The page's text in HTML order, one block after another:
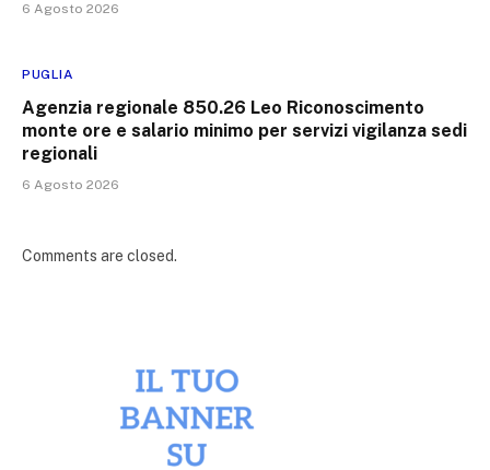
6 Agosto 2026
PUGLIA
Agenzia regionale 850.26 Leo Riconoscimento
monte ore e salario minimo per servizi vigilanza sedi
regionali
6 Agosto 2026
Comments are closed.